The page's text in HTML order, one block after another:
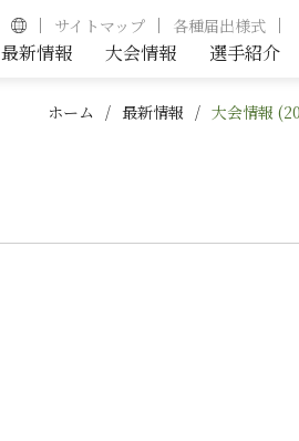
サイトマップ 各種届出様式
最新情報 大会情報 選手紹介
ホーム 最新情報 大会情報